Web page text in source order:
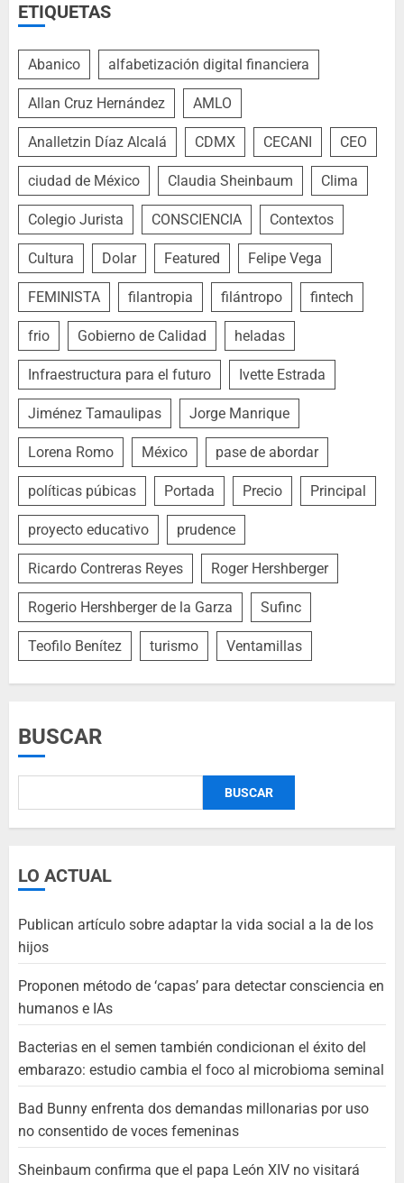
ETIQUETAS
Abanico alfabetización digital financiera
Allan Cruz Hernández AMLO
Analletzin Díaz Alcalá CDMX CECANI CEO
ciudad de México Claudia Sheinbaum Clima
Colegio Jurista CONSCIENCIA Contextos
Cultura Dolar Featured Felipe Vega
FEMINISTA filantropia filántropo fintech
frio Gobierno de Calidad heladas
Infraestructura para el futuro Ivette Estrada
Jiménez Tamaulipas Jorge Manrique
Lorena Romo México pase de abordar
políticas púbicas Portada Precio Principal
proyecto educativo prudence
Ricardo Contreras Reyes Roger Hershberger
Rogerio Hershberger de la Garza Sufinc
Teofilo Benítez turismo Ventamillas
BUSCAR
BUSCAR
LO ACTUAL
Publican artículo sobre adaptar la vida social a la de los
hijos
Proponen método de ‘capas’ para detectar consciencia en
humanos e IAs
Bacterias en el semen también condicionan el éxito del
embarazo: estudio cambia el foco al microbioma seminal
Bad Bunny enfrenta dos demandas millonarias por uso
no consentido de voces femeninas
Sheinbaum confirma que el papa León XIV no visitará